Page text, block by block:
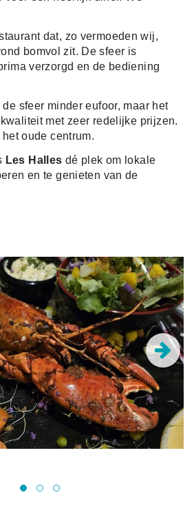
dat, zo vermoeden wij,
bomvol zit. De sfeer is
verzorgd en de bediening
de sfeer minder eufoor, maar het
met zeer redelijke prijzen.
oude centrum.
Les Halles dé plek om lokale
en te genieten van de